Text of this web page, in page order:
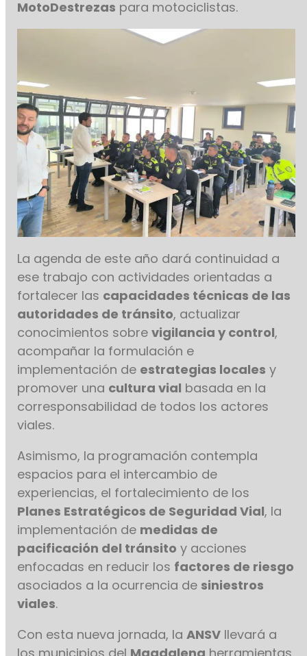
MotoDestrezas para motociclistas.
La agenda de este año dará continuidad a
ese trabajo con actividades orientadas a
fortalecer las capacidades técnicas de las
autoridades de tránsito, actualizar
conocimientos sobrevigilancia y control,
acompañar la formulación e
implementación de estrategias locales y
promover una cultura vial basada en la
corresponsabilidad de todos los actores
viales.
Asimismo, la programación contempla
espacios para el intercambio de
experiencias, el fortalecimiento de los
Planes Estratégicos de Seguridad Vial, la
implementación de medidas de
pacificación del tránsito y acciones
enfocadas en reducir los factores de riesgo
asociados a la ocurrencia de siniestros
viales.
Con esta nueva jornada, laANSV llevará a